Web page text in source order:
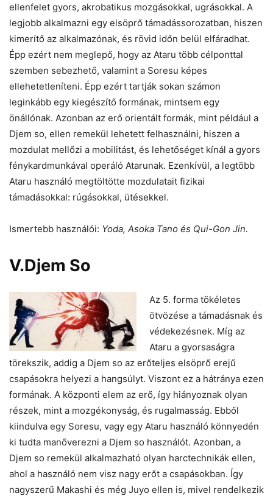
ellenfelet gyors, akrobatikus mozgásokkal, ugrásokkal. A
legjobb alkalmazni egy elsöprő támadássorozatban, hiszen
kimerítő az alkalmazónak, és rövid időn belül elfáradhat.
Épp ezért nem meglepő, hogy az Ataru több célponttal
szemben sebezhető, valamint a Soresu képes
ellehetetleníteni. Épp ezért tartják sokan számon
leginkább egy kiegészítő formának, mintsem egy
önállónak. Azonban az erő orientált formák, mint például a
Djem so, ellen remekül lehetett felhasználni, hiszen a
mozdulat mellőzi a mobilitást, és lehetőséget kínál a gyors
fénykardmunkával operáló Atarunak. Ezenkívül, a legtöbb
Ataru használó megtöltötte mozdulatait fizikai
támadásokkal: rúgásokkal, ütésekkel.
Ismertebb használói: Yoda, Asoka Tano és Qui-Gon Jin.
V.Djem So
Az 5. forma tökéletes
ötvözése a támadásnak és
védekezésnek. Míg az
Ataru a gyorsaságra
törekszik, addig a Djem so az erőteljes elsöprő erejű
csapásokra helyezi a hangsúlyt. Viszont ez a hátránya ezen
formának. A központi elem az erő, így hiányoznak olyan
részek, mint a mozgékonyság, és rugalmasság. Ebből
kiindulva egy Soresu, vagy egy Ataru használó könnyedén
ki tudta manőverezni a Djem so használót. Azonban, a
Djem so remekül alkalmazható olyan harctechnikák ellen,
ahol a használó nem visz nagy erőt a csapásokban. Így
nagyszerű Makashi és még Juyo ellen is, mivel rendelkezik